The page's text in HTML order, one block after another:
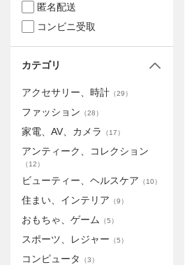
匿名配送
コンビニ受取
カテゴリ
アクセサリー、時計 （29）
ファッション （28）
家電、AV、カメラ （17）
アンティーク、コレクション
（12）
ビューティー、ヘルスケア （10）
住まい、インテリア （9）
おもちゃ、ゲーム （5）
スポーツ、レジャー （5）
コンピュータ （3）